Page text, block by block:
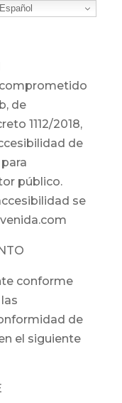
de
1112/2018,
de
público.
se
conforme
de
el siguiente
Español